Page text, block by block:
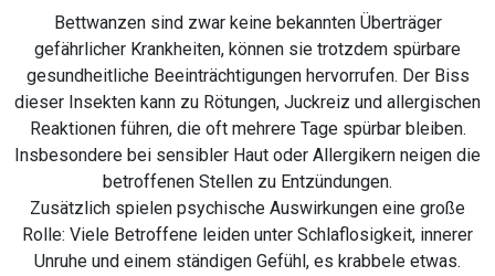
Bettwanzen sind zwar keine bekannten Überträger
gefährlicher Krankheiten, können sie trotzdem spürbare
gesundheitliche Beeinträchtigungen hervorrufen. Der Biss
dieser Insekten kann zu Rötungen, Juckreiz und allergischen
Reaktionen führen, die oft mehrere Tage spürbar bleiben.
Insbesondere bei sensibler Haut oder Allergikern neigen die
betroffenen Stellen zu Entzündungen.
Zusätzlich spielen psychische Auswirkungen eine große
Rolle: Viele Betroffene leiden unter Schlaflosigkeit, innerer
Unruhe und einem ständigen Gefühl, es krabbele etwas.